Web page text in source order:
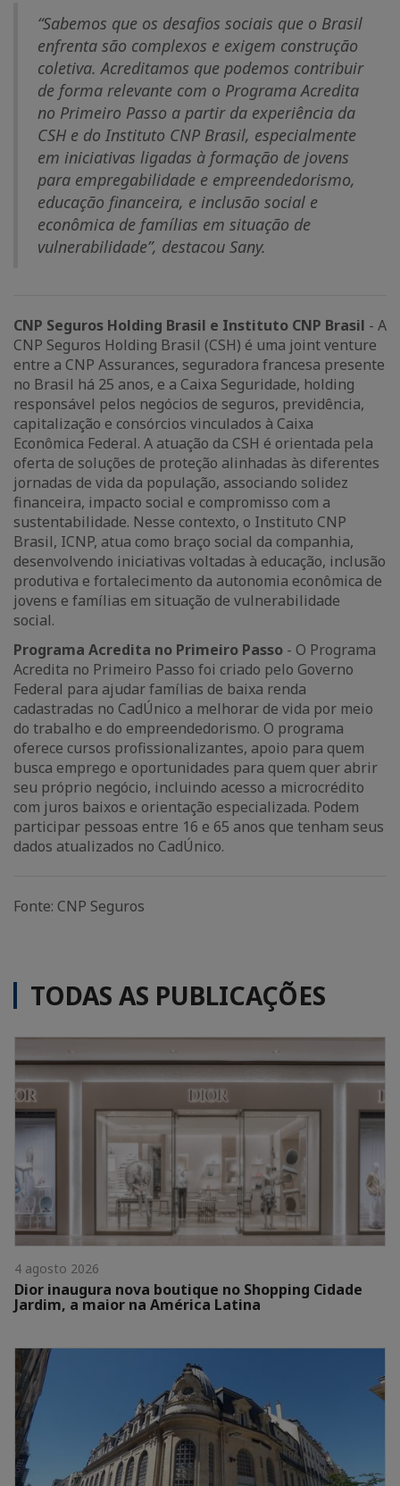
“Sabemos que os desafios sociais que o Brasil
enfrenta são complexos e exigem construção
coletiva. Acreditamos que podemos contribuir
de forma relevante com o Programa Acredita
no Primeiro Passo a partir da experiência da
CSH e do Instituto CNP Brasil, especialmente
em iniciativas ligadas à formação de jovens
para empregabilidade e empreendedorismo,
educação financeira, e inclusão social e
econômica de famílias em situação de
vulnerabilidade”, destacou Sany.
CNP Seguros Holding Brasil e Instituto CNP Brasil - A
CNP Seguros Holding Brasil (CSH) é uma joint venture
entre a CNP Assurances, seguradora francesa presente
no Brasil há 25 anos, e a Caixa Seguridade, holding
responsável pelos negócios de seguros, previdência,
capitalização e consórcios vinculados à Caixa
Econômica Federal. A atuação da CSH é orientada pela
oferta de soluções de proteção alinhadas às diferentes
jornadas de vida da população, associando solidez
financeira, impacto social e compromisso com a
sustentabilidade. Nesse contexto, o Instituto CNP
Brasil, ICNP, atua como braço social da companhia,
desenvolvendo iniciativas voltadas à educação, inclusão
produtiva e fortalecimento da autonomia econômica de
jovens e famílias em situação de vulnerabilidade
social.
Programa Acredita no Primeiro Passo - O Programa
Acredita no Primeiro Passo foi criado pelo Governo
Federal para ajudar famílias de baixa renda
cadastradas no CadÚnico a melhorar de vida por meio
do trabalho e do empreendedorismo. O programa
oferece cursos profissionalizantes, apoio para quem
busca emprego e oportunidades para quem quer abrir
seu próprio negócio, incluindo acesso a microcrédito
com juros baixos e orientação especializada. Podem
participar pessoas entre 16 e 65 anos que tenham seus
dados atualizados no CadÚnico.
Fonte: CNP Seguros
TODAS AS PUBLICAÇÕES
4 agosto 2026
Dior inaugura nova boutique no Shopping Cidade
Jardim, a maior na América Latina